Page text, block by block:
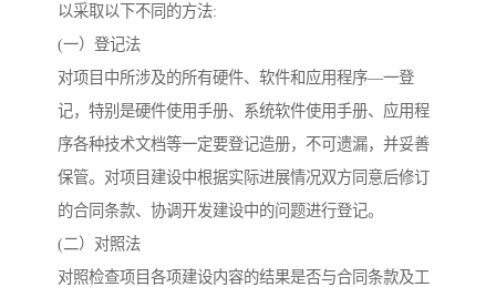
以采取以下不同的方法:
(一）登记法
对项目中所涉及的所有硬件、软件和应用程序—一登
记，特别是硬件使用手册、系统软件使用手册、应用程
序各种技术文档等一定要登记造册，不可遗漏，并妥善
保管。对项目建设中根据实际进展情况双方同意后修订
的合同条款、协调开发建设中的问题进行登记。
(二）对照法
对照检查项目各项建设内容的结果是否与合同条款及工